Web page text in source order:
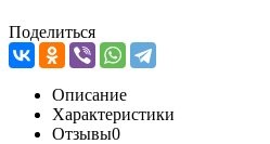
Поделиться
Описание
Характеристики
Отзывы0